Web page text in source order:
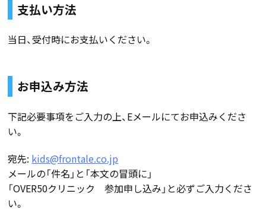
支払い方法
当日、受付時にお支払いください。
お申込み方法
下記必要事項をご入力の上、Eメールにてお申込みくださ
い。
宛先: kids@frontale.co.jp
メールの「件名」と「本文の冒頭に」
「OVER50クリニック 参加申し込み」と必ずご入力くださ
い。